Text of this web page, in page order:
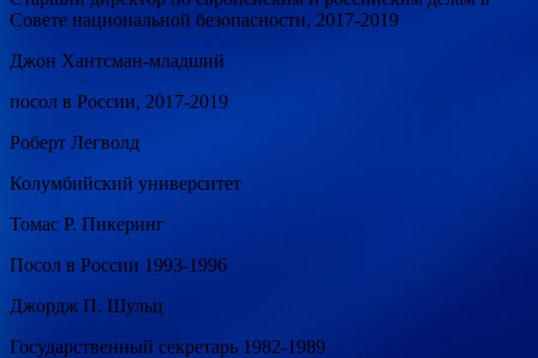
Совете национальной безопасности, 2017-2019
Джон Хантсман-младший
посол в России, 2017-2019
Роберт Легволд
Колумбийский университет
Томас Р. Пикеринг
Посол в России 1993-1996
Джордж П. Шульц
Государственный секретарь 1982-1989